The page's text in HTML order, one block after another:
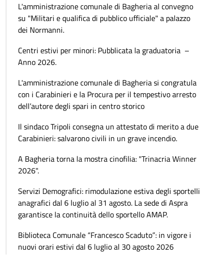
L'amministrazione comunale di Bagheria al convegno
su "Militari e qualifica di pubblico ufficiale" a palazzo
dei Normanni.
Centri estivi per minori: Pubblicata la graduatoria –
Anno 2026.
L'amministrazione comunale di Bagheria si congratula
con i Carabinieri e la Procura per il tempestivo arresto
dell’autore degli spari in centro storico
Il sindaco Tripoli consegna un attestato di merito a due
Carabinieri: salvarono civili in un grave incendio.
A Bagheria torna la mostra cinofilia: "Trinacria Winner
2026".
Servizi Demografici: rimodulazione estiva degli sportelli
anagrafici dal 6 luglio al 31 agosto. La sede di Aspra
garantisce la continuità dello sportello AMAP.
Biblioteca Comunale “Francesco Scaduto”: in vigore i
nuovi orari estivi dal 6 luglio al 30 agosto 2026